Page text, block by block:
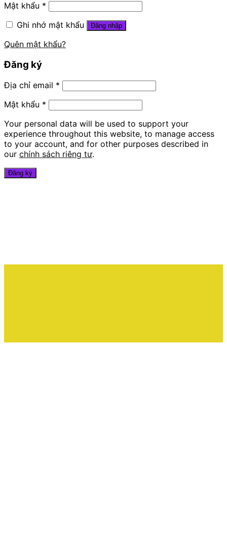
Mật khẩu *
Ghi nhớ mật khẩu
Đăng nhập
Quên mật khẩu?
Đăng ký
Địa chỉ email *
Mật khẩu *
Your personal data will be used to support your
experience throughout this website, to manage access
to your account, and for other purposes described in
our chính sách riêng tư.
Đăng ký